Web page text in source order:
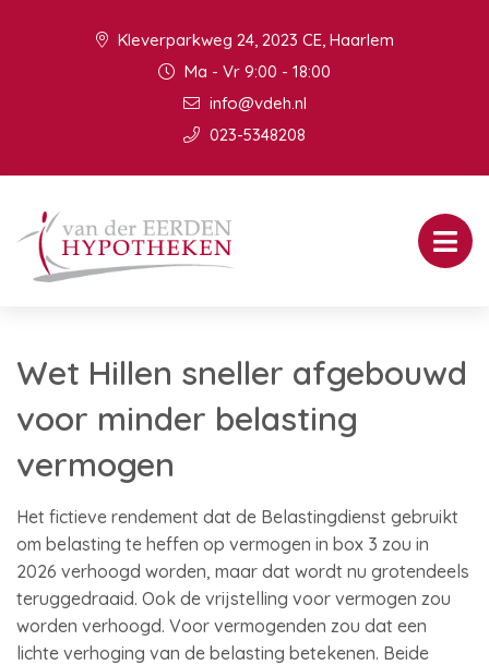
Kleverparkweg 24, 2023 CE, Haarlem
Ma - Vr 9:00 - 18:00
info@vdeh.nl
023-5348208
Wet Hillen sneller afgebouwd
voor minder belasting
vermogen
Het fictieve rendement dat de Belastingdienst gebruikt
om belasting te heffen op vermogen in box 3 zou in
2026 verhoogd worden, maar dat wordt nu grotendeels
teruggedraaid. Ook de vrijstelling voor vermogen zou
worden verhoogd. Voor vermogenden zou dat een
lichte verhoging van de belasting betekenen. Beide